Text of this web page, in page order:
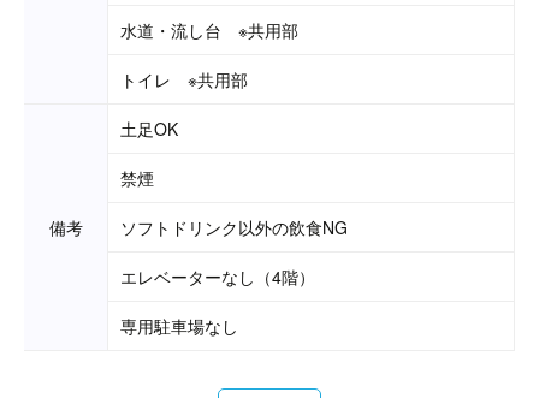
水道・流し台 ※共用部
トイレ ※共用部
備考
土足OK
禁煙
ソフトドリンク以外の飲食NG
エレベーターなし（4階）
専用駐車場なし